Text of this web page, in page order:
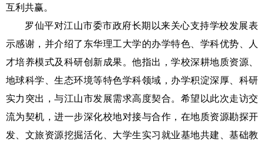
互利共赢。
罗仙平对江山市委市政府长期以来关心支持学校发展表
示感谢，并介绍了东华理工大学的办学特色、学科优势、人
才培养模式及科研创新成果。他指出，学校深耕地质资源、
地球科学、生态环境等特色学科领域，办学积淀深厚、科研
实力突出，与江山市发展需求高度契合。希望以此次走访交
流为契机，进一步深化校地对接与合作，在地质资源勘探开
发、文旅资源挖掘活化、大学生实习就业基地共建、基础教